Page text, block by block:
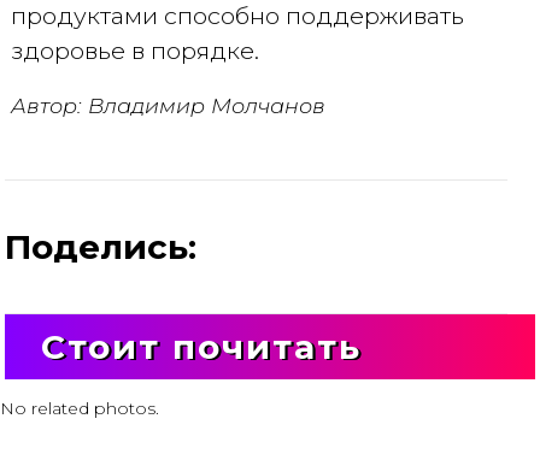
продуктами способно поддерживать
здоровье в порядке.
Автор: Владимир Молчанов
Поделись:
Стоит почитать
No related photos.